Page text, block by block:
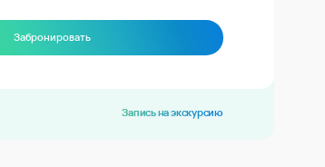
Забронировать
Запись на экскурсию